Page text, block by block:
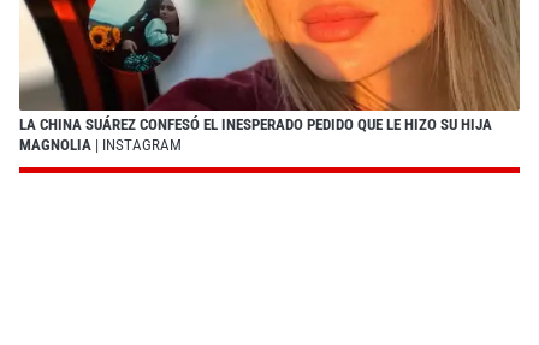
LA CHINA SUÁREZ CONFESÓ EL INESPERADO PEDIDO QUE LE HIZO SU HIJA
MAGNOLIA | INSTAGRAM